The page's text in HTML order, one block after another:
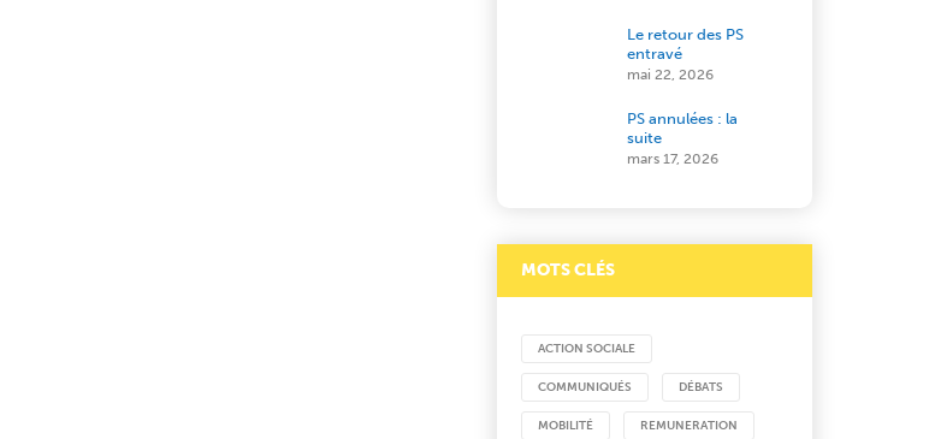
Le retour des PS
entravé
mai 22, 2026
PS annulées : la
suite
mars 17, 2026
MOTS CLÉS
ACTION SOCIALE
COMMUNIQUÉS DÉBATS
MOBILITÉ REMUNERATION